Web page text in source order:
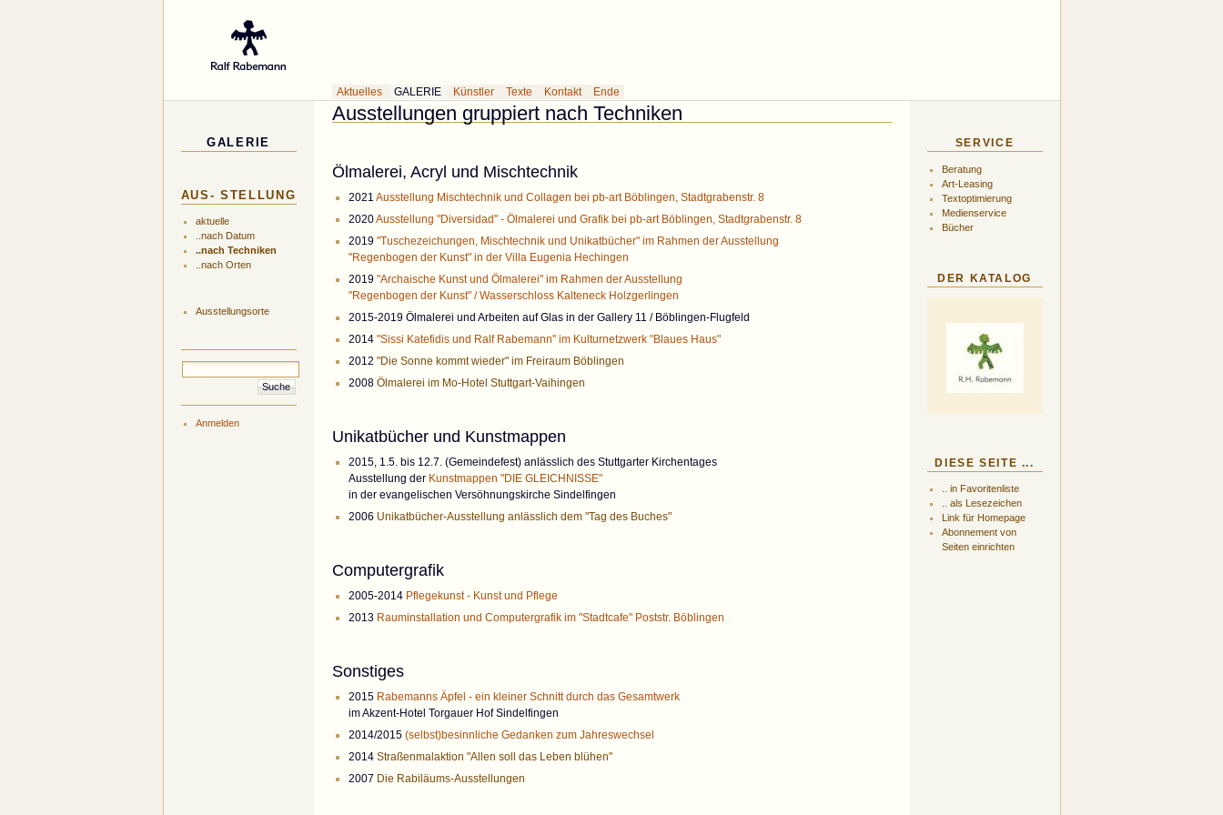
Aktuelles GALERIE Künstler Texte Kontakt Ende
GALERIE
AUS- STELLUNG
aktuelle
..nach Datum
..nach Techniken
..nach Orten
Ausstellungsorte
Anmelden
Ausstellungen gruppiert nach Techniken
Ölmalerei, Acryl und Mischtechnik
2021 Ausstellung Mischtechnik und Collagen bei pb-art Böblingen, Stadtgrabenstr. 8
2020Ausstellung "Diversidad" - Ölmalerei und Grafik bei pb-art Böblingen, Stadtgrabenstr. 8
2019 "Tuschezeichungen, Mischtechnik und Unikatbücher" im Rahmen der Ausstellung
"Regenbogen der Kunst" in der Villa Eugenia Hechingen
2019 "Archaische Kunst und Ölmalerei" im Rahmen der Ausstellung
"Regenbogen der Kunst" / Wasserschloss Kalteneck Holzgerlingen
2015-2019 Ölmalerei und Arbeiten auf Glas in der Gallery 11 / Böblingen-Flugfeld
2014 "Sissi Katefidis und Ralf Rabemann" im Kulturnetzwerk "Blaues Haus"
2012 "Die Sonne kommt wieder" im Freiraum Böblingen
2008 Ölmalerei im Mo-Hotel Stuttgart-Vaihingen
Unikatbücher und Kunstmappen
2015, 1.5. bis 12.7. (Gemeindefest) anlässlich des Stuttgarter Kirchentages
Ausstellung der Kunstmappen "DIE GLEICHNISSE"
in der evangelischen Versöhnungskirche Sindelfingen
2006 Unikatbücher-Ausstellung anlässlich dem "Tag des Buches"
Computergrafik
2005-2014 Pflegekunst - Kunst und Pflege
2013 Rauminstallation und Computergrafik im "Stadtcafe" Poststr. Böblingen
Sonstiges
2015 Rabemanns Äpfel - ein kleiner Schnitt durch das Gesamtwerk
im Akzent-Hotel Torgauer Hof Sindelfingen
2014/2015 (selbst)besinnliche Gedanken zum Jahreswechsel
2014 Straßenmalaktion "Allen soll das Leben blühen"
2007 Die Rabiläums-Ausstellungen
SERVICE
Beratung
Art-Leasing
Textoptimierung
Medienservice
Bücher
DER KATALOG
DIESE SEITE ...
.. in Favoritenliste
.. als Lesezeichen
Link für Homepage
Abonnement von
Seiten einrichten